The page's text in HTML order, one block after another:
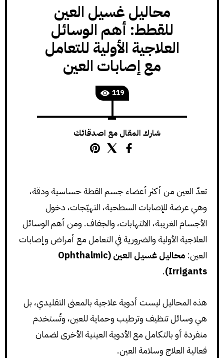
محاليل غسيل العين
للقطط: أهم الوسائل
العلاجية الأولية للتعامل
مع إصابات العين
119
شارك المقال مع اصدقائك
تعدّ العين من أكثر أعضاء جسم القطة حساسية ودقة،
وهي عرضة للإصابات السطحية، التهيّجات، دخول
الأجسام الغريبة، الالتهابات، والجفاف. ومن أهم الوسائل
العلاجية الأولية والضرورية في التعامل مع أمراض وإصابات
العين:
محاليل غسيل العين (Ophthalmic
Irrigants)
.
هذه المحاليل ليست أدوية علاجية بالمعنى التقليدي، بل
هي وسائل تنظيف وترطيب وحماية للعين، وتُستخدم
منفردة أو بالتكامل مع الأدوية العينية الأخرى لضمان
فعالية العلاج وسلامة العين.